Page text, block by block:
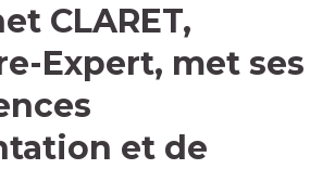
CLARET,
Expert, met ses
et de